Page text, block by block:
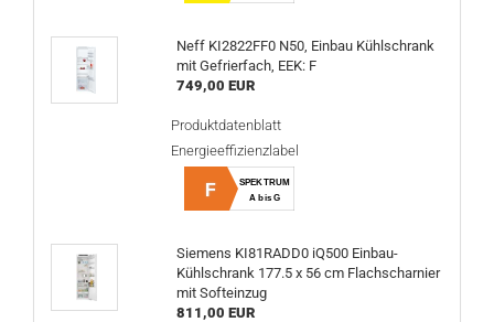
Neff KI2822FF0 N50, Einbau Kühlschrank
mit Gefrierfach, EEK: F
749,00 EUR
Produktdatenblatt
Energieeffizienzlabel
F
SPEKTRUM
A bis G
Siemens KI81RADD0 iQ500 Einbau-
Kühlschrank 177.5 x 56 cm Flachscharnier
mit Softeinzug
811,00 EUR